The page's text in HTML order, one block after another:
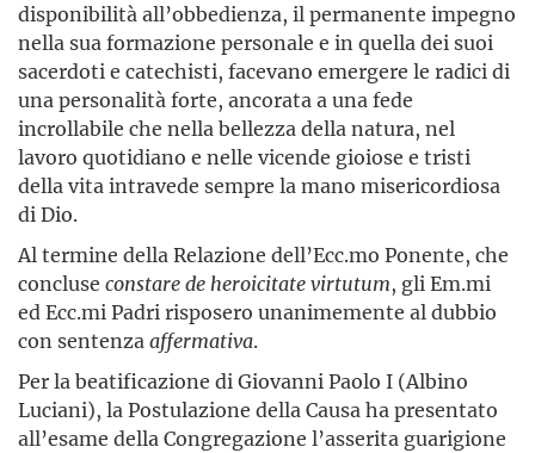
disponibilità all’obbedienza, il permanente impegno
nella sua formazione personale e in quella dei suoi
sacerdoti e catechisti, facevano emergere le radici di
una personalità forte, ancorata a una fede
incrollabile che nella bellezza della natura, nel
lavoro quotidiano e nelle vicende gioiose e tristi
della vita intravede sempre la mano misericordiosa
di Dio.
Al termine della Relazione dell’Ecc.mo Ponente, che
concluse constare de heroicitate virtutum, gli Em.mi
ed Ecc.mi Padri risposero unanimemente al dubbio
con sentenzaaffermativa.
Per la beatificazione di Giovanni Paolo I (Albino
Luciani), la Postulazione della Causa ha presentato
all’esame della Congregazione l’asserita guarigione